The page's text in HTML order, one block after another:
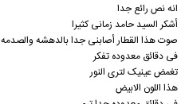
انه نص رائع جدا
أشکر السید حامد زمانی کثیرا
صوت هذا القطار أصابنی جدا بالدهشه والصدمه
فی دقائق معدوده تفکر
تغمض عینیک لترى النور
هذا اللون الابیض